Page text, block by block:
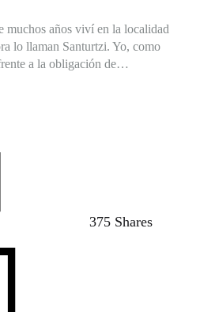
años viví en la localidad
lo llaman Santurtzi. Yo, como
a la obligación de…
375 Shares